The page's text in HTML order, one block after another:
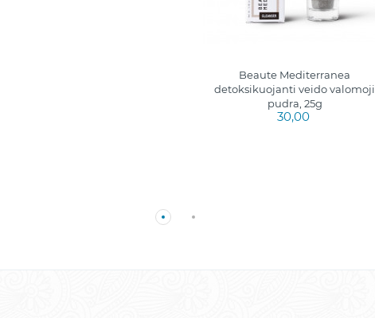
Beaute Mediterranea
detoksikuojanti veido valomoji
pudra, 25g
30,00